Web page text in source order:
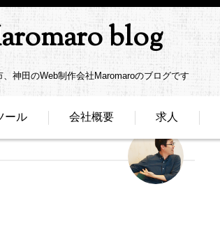
blog
、神田のWeb制作会社Maromaroのブログです
ール 会社概要 求人